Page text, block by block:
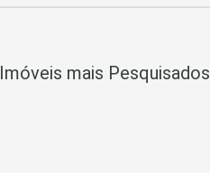
Imóveis mais Pesquisados